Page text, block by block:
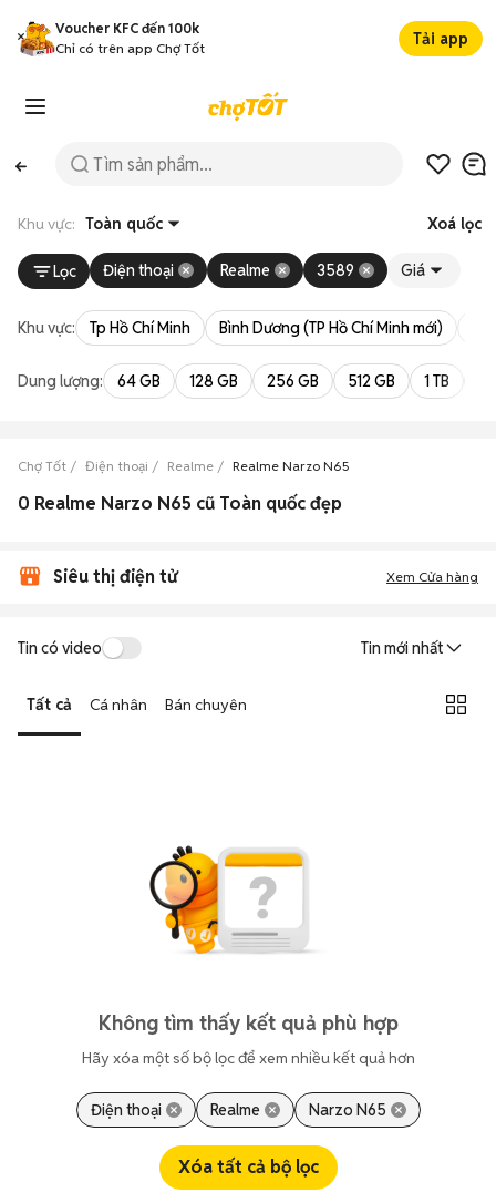
Voucher KFC đến 100k
Chỉ có trên app Chợ Tốt
Tải app
Khu vực: Toàn quốc Xoá lọc
Lọc Điện thoại Realme 3589 Giá
Khu vực: Tp Hồ Chí Minh Bình Dương (TP Hồ Chí Minh mới)
Dung lượng: 64 GB 128 GB 256 GB 512 GB 1 TB
Chợ Tốt Điện thoại Realme Realme Narzo N65
0 Realme Narzo N65 cũ Toàn quốc đẹp
Siêu thị điện tử Xem Cửa hàng
Tin có video Tin mới nhất
Tất cả Cá nhân Bán chuyên
Không tìm thấy kết quả phù hợp
Hãy xóa một số bộ lọc để xem nhiều kết quả hơn
Điện thoại Realme Narzo N65
Xóa tất cả bộ lọc